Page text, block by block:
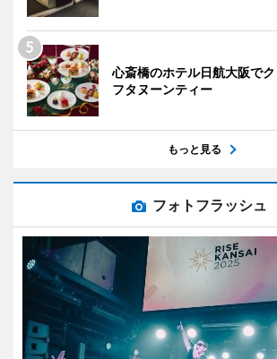
心斎橋のホテル日航大阪で
フタヌーンティー
もっと見る
フォトフラッシュ